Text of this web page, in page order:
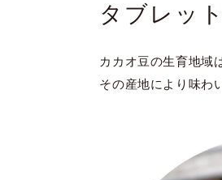
タブレッ
カカオ豆の生育地域
その産地により味わ